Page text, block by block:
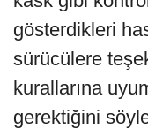
gösterdikleri
sürücülere
kurallarına
gerektiğini